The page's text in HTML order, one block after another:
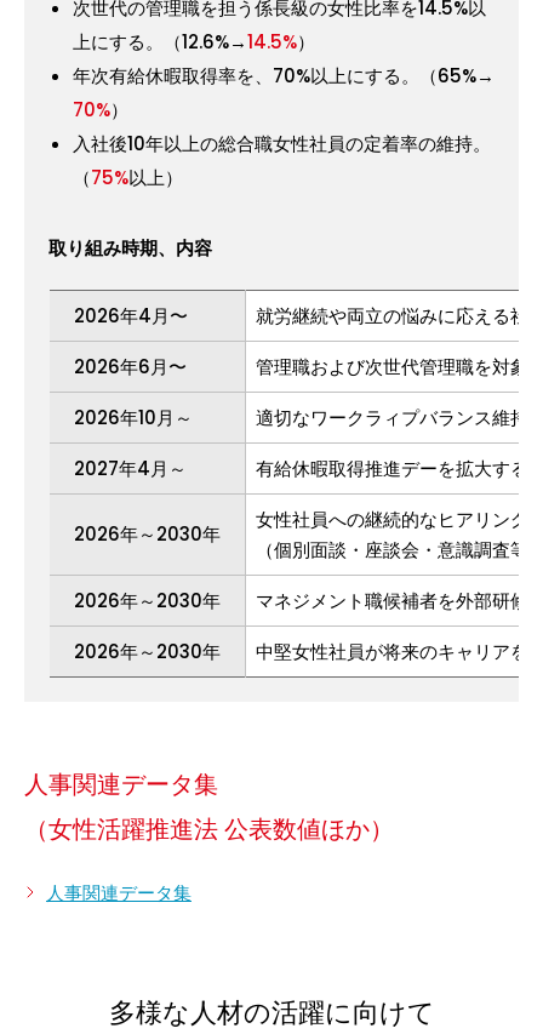
次世代の管理職を担う係長級の女性比率を14.5%以
上にする。（12.6%→14.5%）
年次有給休暇取得率を、70%以上にする。（65%→
70%）
入社後10年以上の総合職女性社員の定着率の維持。
（75%以上）
取り組み時期、内容
2026年4月〜
就労継続や両立の悩みに応える社
2026年6月〜
管理職および次世代管理職を対象
2026年10月～
適切なワークラィプバランス維持
2027年4月～
有給休暇取得推進デーを拡大する
2026年～2030年
女性社員への継続的なヒアリング
（個別面談・座談会・意識調査等
2026年～2030年
マネジメント職候補者を外部研修
2026年～2030年
中堅女性社員が将来のキャリアを
人事関連データ集
（女性活躍推進法 公表数値ほか）
人事関連データ集
多様な人材の活躍に向けて